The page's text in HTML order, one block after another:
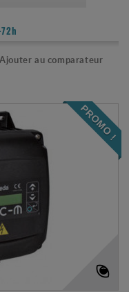
Ajouter au comparateur
PROMO !